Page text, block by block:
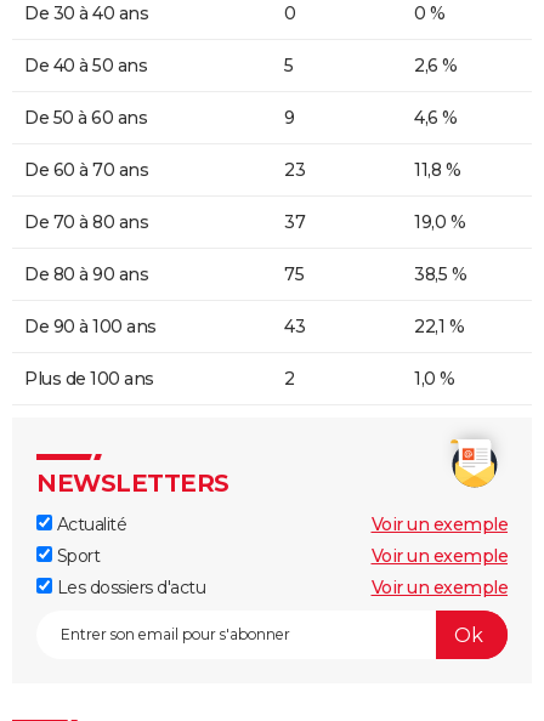
De 30 à 40 ans 0 0 %
De 40 à 50 ans 5 2,6 %
De 50 à 60 ans 9 4,6 %
De 60 à 70 ans 23 11,8 %
De 70 à 80 ans 37 19,0 %
De 80 à 90 ans 75 38,5 %
De 90 à 100 ans 43 22,1 %
Plus de 100 ans 2 1,0 %
NEWSLETTERS
Actualité
Voir un exemple
Sport
Voir un exemple
Les dossiers d'actu
Voir un exemple